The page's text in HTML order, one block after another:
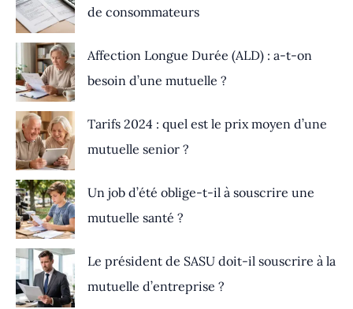
de consommateurs
Affection Longue Durée (ALD) : a-t-on
besoin d’une mutuelle ?
Tarifs 2024 : quel est le prix moyen d’une
mutuelle senior ?
Un job d’été oblige-t-il à souscrire une
mutuelle santé ?
Le président de SASU doit-il souscrire à la
mutuelle d’entreprise ?